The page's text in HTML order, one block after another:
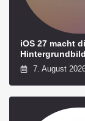
iOS 27 macht
Hintergrundbild
7. August